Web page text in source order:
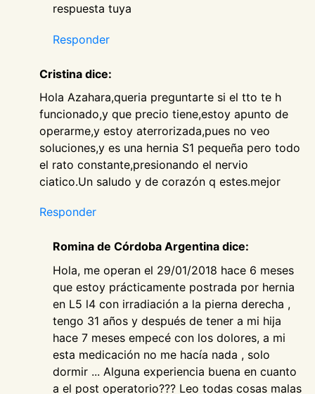
respuesta tuya
Responder
Cristina dice:
Hola Azahara,queria preguntarte si el tto te h
funcionado,y que precio tiene,estoy apunto de
operarme,y estoy aterrorizada,pues no veo
soluciones,y es una hernia S1 pequeña pero todo
el rato constante,presionando el nervio
ciatico.Un saludo y de corazón q estes.mejor
Responder
Romina de Córdoba Argentina dice:
Hola, me operan el 29/01/2018 hace 6 meses
que estoy prácticamente postrada por hernia
en L5 l4 con irradiación a la pierna derecha ,
tengo 31 años y después de tener a mi hija
hace 7 meses empecé con los dolores, a mi
esta medicación no me hacía nada , solo
dormir ... Alguna experiencia buena en cuanto
a el post operatorio??? Leo todas cosas malas